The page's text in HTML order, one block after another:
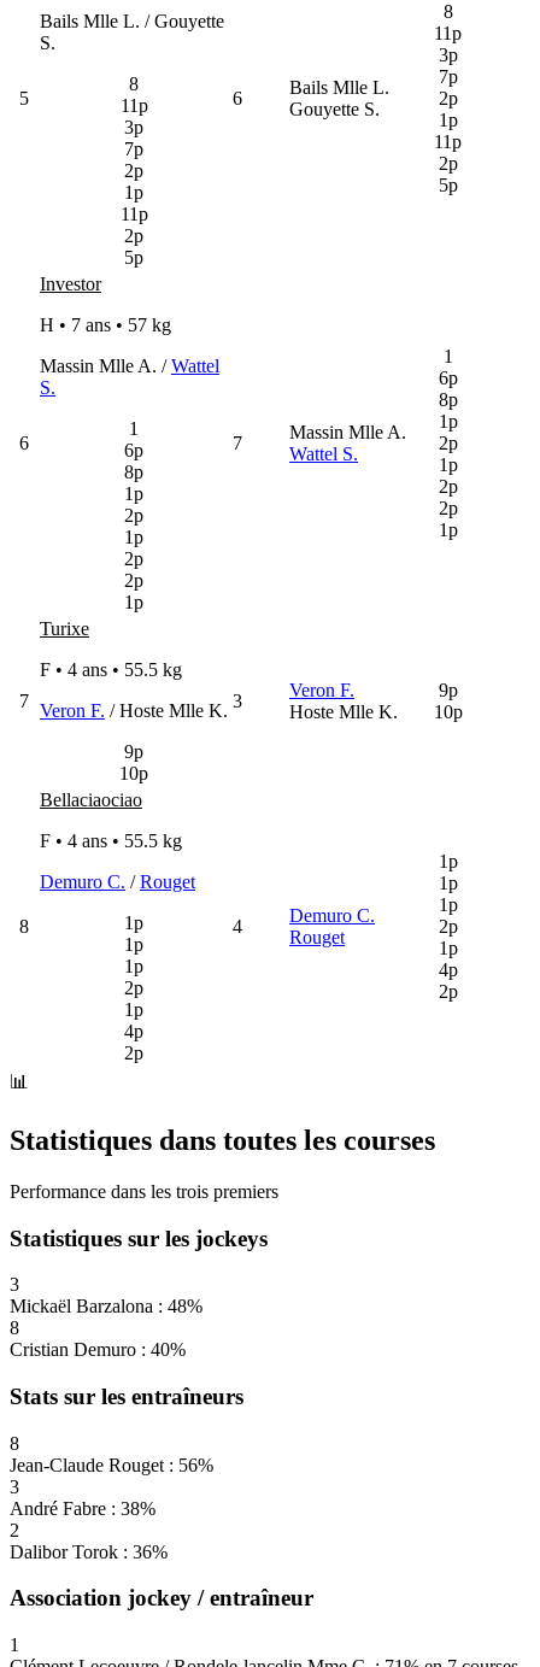
5
Bails Mlle L. / Gouyette
S.
8
11p
3p
7p
2p
1p
11p
2p
5p
6
Bails Mlle L.
Gouyette S.
8
11p
3p
7p
2p
1p
11p
2p
5p
6
Investor
H • 7 ans • 57 kg
Massin Mlle A. /Wattel
S.
1
6p
8p
1p
2p
1p
2p
2p
1p
7
Massin Mlle A.
Wattel S.
1
6p
8p
1p
2p
1p
2p
2p
1p
7
Turixe
F • 4 ans • 55.5 kg
Veron F. / Hoste Mlle K.
9p
10p
3
Veron F.
Hoste Mlle K.
9p
10p
8
Bellaciaociao
F • 4 ans • 55.5 kg
Demuro C. /Rouget
1p
1p
1p
2p
1p
4p
2p
4
Demuro C.
Rouget
1p
1p
1p
2p
1p
4p
2p
📊
Statistiques dans toutes les courses
Performance dans les trois premiers
Statistiques sur les jockeys
3
Mickaël Barzalona : 48%
8
Cristian Demuro : 40%
Stats sur les entraîneurs
8
Jean-Claude Rouget : 56%
3
André Fabre : 38%
2
Dalibor Torok : 36%
Association jockey / entraîneur
1